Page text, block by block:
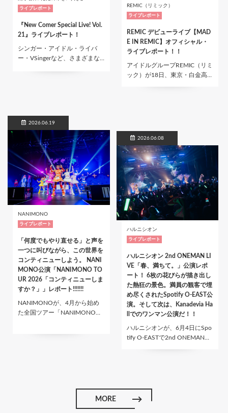
ライブレポート
『New Comer Special Live! Vol.
21』ライブレポート！
シンガー・アイドル・ライバ
ー・VSingerなど、さまざまな…
REMIC（リミック）
ライブレポート
REMIC デビューライブ【MAD
E IN REMIC】オフィシャル・
ライブレポート！！
アイドルグループREMIC（リミ
ック）が18日、東京・白金高…
2026.06.19
NANIMONO
ライブレポート
「何度でもやり直せる」と声を
一つに叫びながら、この世界を
コンティニューしよう。 NANI
MONO公演「NANIMONO TO
UR 2026「コンティニューしま
すか？」」レポート!!!!!!!
NANIMONOが、4月から始め
た全国ツアー「NANIMONO…
2026.06.08
ハルニシオン
ライブレポート
ハルニシオン 2nd ONEMAN LI
VE「春、満ちて。」公演レポ
ート！ 6枚の花びらが描き出し
た熱狂の景色。満員の観客で埋
め尽くされたSpotify O-EAST公
演。そして次は、Kanadevia Ha
llでのワンマン公演だ！！
ハルニシオンが、6月4日にSpo
tify O-EASTで2nd ONEMAN…
MORE